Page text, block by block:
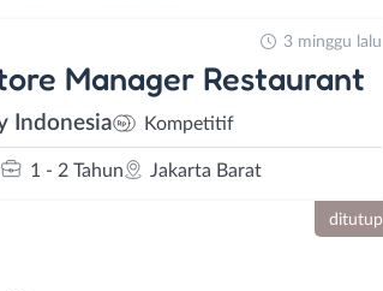
Manager Restaurant
Indonesia Kompetitif
1 - 2 Tahun Jakarta Barat
3 minggu lalu
ditutup